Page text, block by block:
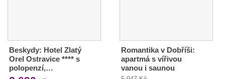
Beskydy: Hotel Zlatý
Orel Ostravice **** s
polopenzí,…
Romantika v Dobříši:
apartmá s vířivou
vanou i saunou